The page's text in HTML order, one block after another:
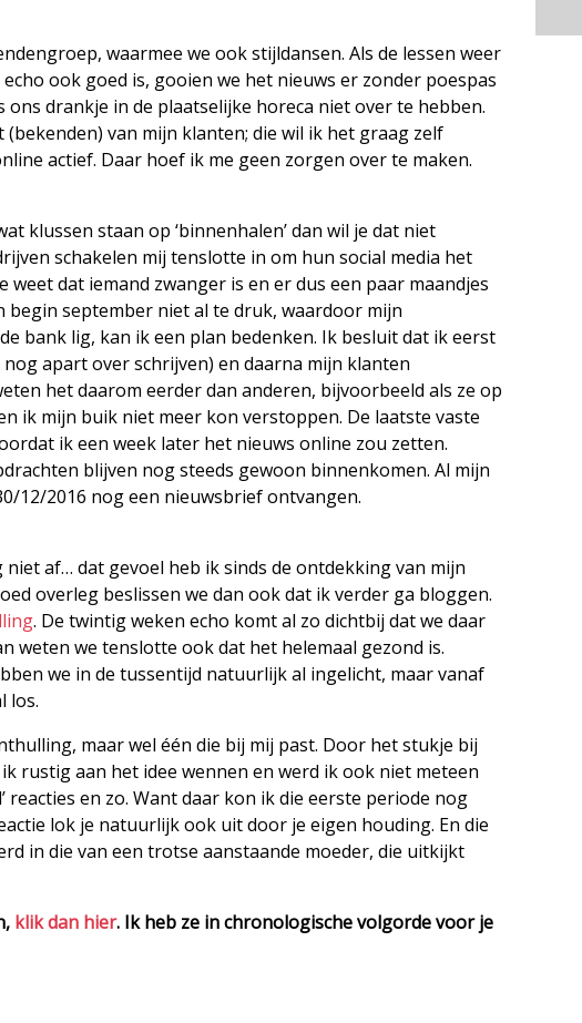
waarmee we ook stijldansen. Als de lessen weer
ook goed is, gooien we het nieuws er zonder poespas
ons drankje in de plaatselijke horeca niet over te hebben.
van mijn klanten; die wil ik het graag zelf
actief. Daar hoef ik me geen zorgen over te maken.
klussen staan op ‘binnenhalen’ dan wil je dat niet
schakelen mij tenslotte in om hun social media het
weet dat iemand zwanger is en er dus een paar maandjes
begin september niet al te druk, waardoor mijn
bank lig, kan ik een plan bedenken. Ik besluit dat ik eerst
apart over schrijven) en daarna mijn klanten
het daarom eerder dan anderen, bijvoorbeeld als ze op
ik mijn buik niet meer kon verstoppen. De laatste vaste
ik een week later het nieuws online zou zetten.
blijven nog steeds gewoon binnenkomen. Al mijn
12/2016 nog een nieuwsbrief ontvangen.
af… dat gevoel heb ik sinds de ontdekking van mijn
overleg beslissen we dan ook dat ik verder ga bloggen.
. De twintig weken echo komt al zo dichtbij dat we daar
weten we tenslotte ook dat het helemaal gezond is.
we in de tussentijd natuurlijk al ingelicht, maar vanaf
los.
maar wel één die bij mij past. Door het stukje bij
rustig aan het idee wennen en werd ik ook niet meteen
reacties en zo. Want daar kon ik die eerste periode nog
lok je natuurlijk ook uit door je eigen houding. En die
in die van een trotse aanstaande moeder, die uitkijkt
klik dan hier. Ik heb ze in chronologische volgorde voor je